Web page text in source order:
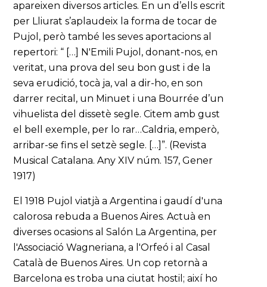
apareixen diversos articles. En un d’ells escrit
per Lliurat s’aplaudeix la forma de tocar de
Pujol, però també les seves aportacions al
repertori: “ […] N'Emili Pujol, donant-nos, en
veritat, una prova del seu bon gust i de la
seva erudició, tocà ja, val a dir-ho, en son
darrer recital, un Minuet i una Bourrée d’un
vihuelista del dissetè segle. Citem amb gust
el bell exemple, per lo rar…Caldria, emperò,
arribar-se fins el setzè segle. […]”. (Revista
Musical Catalana. Any XIV núm. 157, Gener
1917)
El 1918 Pujol viatjà a Argentina i gaudí d'una
calorosa rebuda a Buenos Aires. Actuà en
diverses ocasions al Salón La Argentina, per
l'Associació Wagneriana, a l'Orfeó i al Casal
Català de Buenos Aires. Un cop retornà a
Barcelona es troba una ciutat hostil; així ho